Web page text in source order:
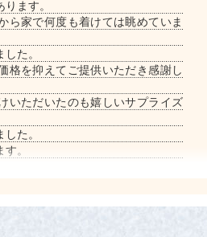
ます。
ら家で何度も着けては眺めていま
た。
格を抑えてご提供いただき感謝し
いただいたのも嬉しいサプライズ
た。
。